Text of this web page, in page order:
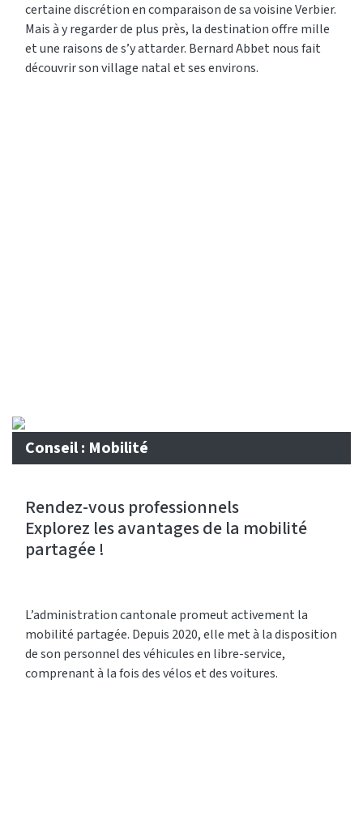
certaine discrétion en comparaison de sa voisine Verbier.
Mais à y regarder de plus près, la destination offre mille
et une raisons de s’y attarder. Bernard Abbet nous fait
découvrir son village natal et ses environs.
Conseil : Mobilité
Rendez-vous professionnels
Explorez les avantages de la mobilité
partagée !
L’administration cantonale promeut activement la
mobilité partagée. Depuis 2020, elle met à la disposition
de son personnel des véhicules en libre-service,
comprenant à la fois des vélos et des voitures.